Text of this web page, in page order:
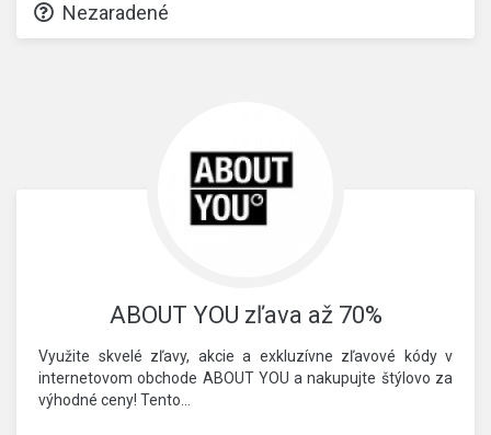
Nezaradené
ABOUT YOU zľava až 70%
Využite skvelé zľavy, akcie a exkluzívne zľavové kódy v
internetovom obchode ABOUT YOU a nakupujte štýlovo za
výhodné ceny! Tento…